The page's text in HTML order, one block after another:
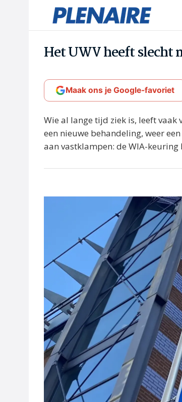
Het UWV heeft slecht
Maak ons je Google-favoriet
Wie al lange tijd ziek is, leeft
een nieuwe behandeling, weer
aan vastklampen: de WIA-keuring